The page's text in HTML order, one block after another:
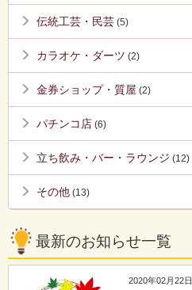
伝統工芸・民芸 (5)
カラオケ・ダーツ (2)
金券ショップ・質屋 (2)
パチンコ店 (6)
立ち飲み・バー・ラウンジ (12)
その他 (13)
最新のお知らせ一覧
2020年02月22日